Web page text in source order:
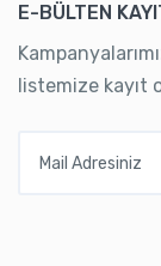
E-BÜLTEN
listemize kayıt